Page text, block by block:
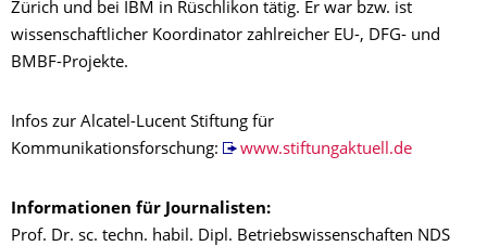
Zürich und bei IBM in Rüschlikon tätig. Er war bzw. ist
wissenschaftlicher Koordinator zahlreicher EU-, DFG- und
BMBF-Projekte.
Infos zur Alcatel-Lucent Stiftung für
Kommunikationsforschung:
www.stiftungaktuell.de
Informationen für Journalisten:
Prof. Dr. sc. techn. habil. Dipl. Betriebswissenschaften NDS